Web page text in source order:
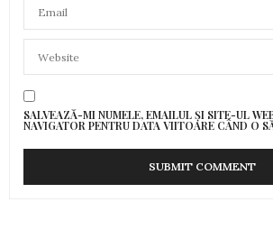
SALVEAZĂ-MI NUMELE, EMAILUL ȘI SITE-UL
NAVIGATOR PENTRU DATA VIITOARE CÂND O